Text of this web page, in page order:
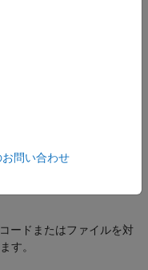
ていることを確認:
ードまたはファイルを対
す。
問い合わせ